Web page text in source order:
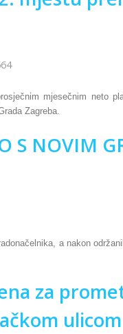
mjesečnim neto
Zagreba.
S NOVIM
a nakon
za
ulicom